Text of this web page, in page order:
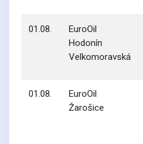
01.08.
EuroOil
Hodonín
Velkomoravská
01.08.
EuroOil
Žarošice